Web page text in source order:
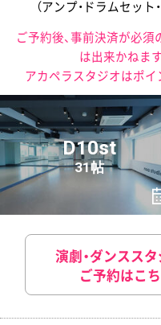
（アンプ・ドラムセッ
ご予約後、事前決済が必
は出来かねま
アカペラスタジオはポイ
D10st
31帖
演劇・ダンスス
ご予約はこ